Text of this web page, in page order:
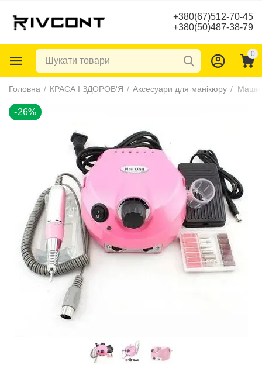
+380(67)512-70-45
+380(50)487-38-79
0
Головна / КРАСА І ЗДОРОВ'Я / Аксесуари для манікюру /